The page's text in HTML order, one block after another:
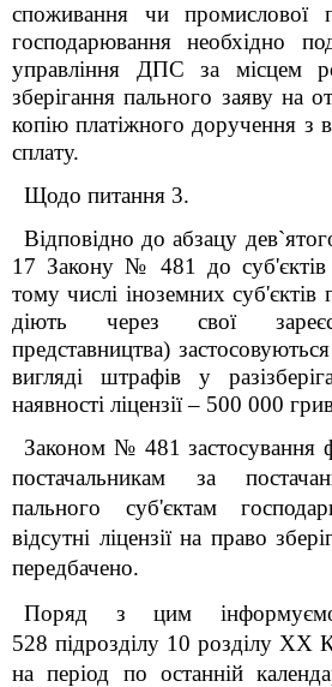
споживання чи промислової
господарювання необхідно
управління ДПС за місцем
зберігання пального заяву на
копію платіжного доручення з
сплату.
Щодо питання 3.
Відповідно до абзацу
17 Закону № 481 до суб'єктів
тому числі іноземних суб'єктів
діють через свої
представництва)
вигляді штрафів у
наявності ліцензії – 500 000
Законом № 481 застосування
постачальникам за
пального суб'єктам
відсутні ліцензії на право
передбачено.
Поряд з цим
528 підрозділу 10 розділу XX
на період по останній